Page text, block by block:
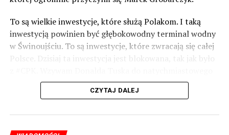
To są wielkie inwestycje, które służą Polakom. I taką
inwestycją powinien być głębokowodny terminal wodny
w Świnoujściu. To są inwestycje, które zwracają się całej
Polsce. Dzisiaj ta inwestycja jest blokowana, tak jak było
odblokowania CPK.
wykorzystać wspaniały potencjał Zachodniego Pomorza,
o którym śp. Lech Kaczyński powiedział, że jest naszą
CZYTAJ DALEJ